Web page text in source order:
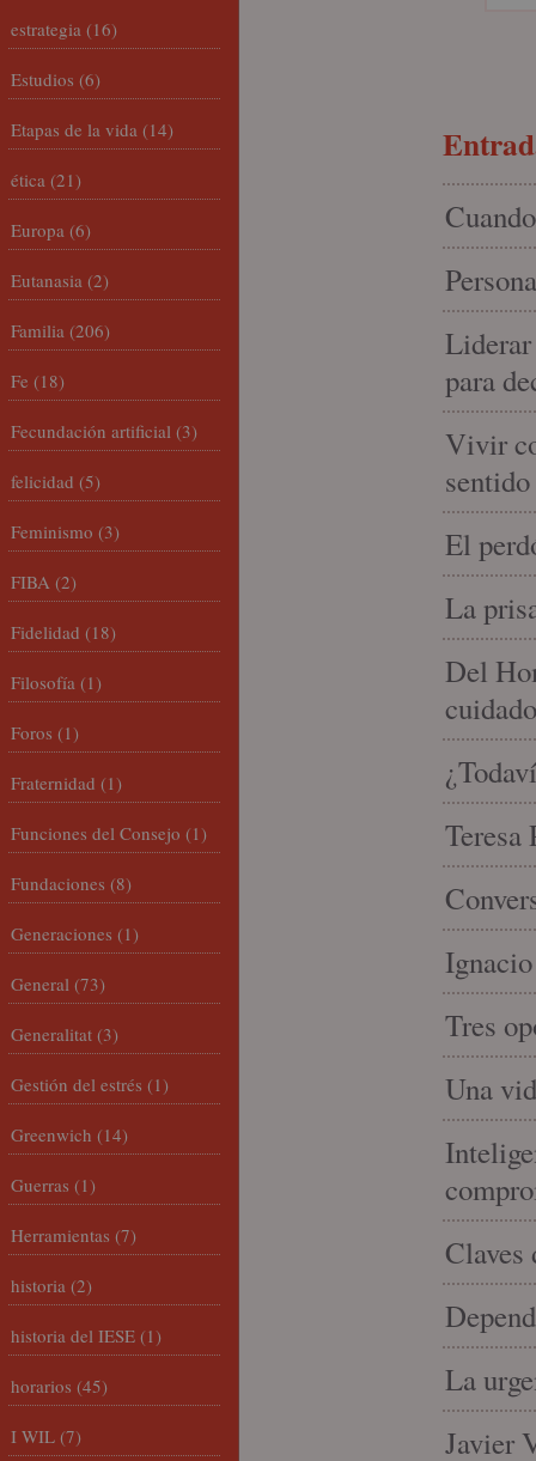
para
Vivir
El
La
Del
cuidado
Teresa
Tres
Una
Claves
La
Javier
estrategia (16)
Estudios (6)
Etapas de la vida (14)
ética (21)
Europa (6)
Eutanasia (2)
Familia (206)
Fe (18)
Fecundación artificial (3)
felicidad (5)
Feminismo (3)
FIBA (2)
Fidelidad (18)
Filosofía (1)
Foros (1)
Fraternidad (1)
Funciones del Consejo (1)
Fundaciones (8)
Generaciones (1)
General (73)
Generalitat (3)
Gestión del estrés (1)
Greenwich (14)
Guerras (1)
Herramientas (7)
historia (2)
historia del IESE (1)
horarios (45)
I WIL (7)